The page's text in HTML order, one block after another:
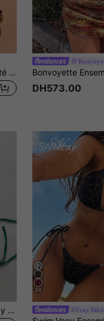
Lumalex Ensemble bikini d'été pour femme, 2 pièces, imprimé serpent, Top triangle dos nu à col licou avec nœud dans le dos, dentelle contrastante et décoration de perles, bas de maillot de bain à nouer sur les côtés avec anneau décoratif, style mode sexy pour plage, bord de mer, piscine et sports nautiques
DH573.00
Ensemble bikini 2 pièces sexy vintage imprimé léopard pour femmes, vacances plage été, esthétique Y2K
24
#Vcay